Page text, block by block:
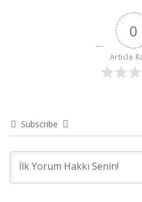
0
Article
Subscribe